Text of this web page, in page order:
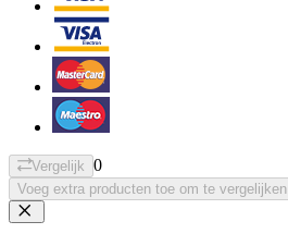
Vergelijk 0
Voeg extra producten toe om te vergelijken